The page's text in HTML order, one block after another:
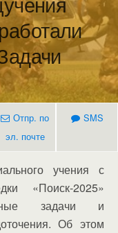
Отпр. по
эл. почте
SMS
учения с
«Поиск-2025»
задачи и
Об этом